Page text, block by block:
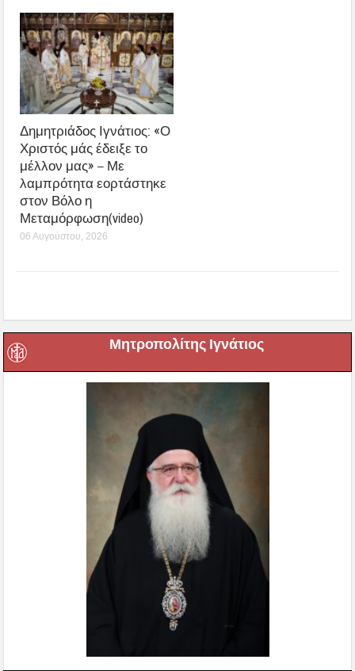
Δημητριάδος Ιγνάτιος: «Ο
Χριστός μάς έδειξε το
μέλλον μας» – Με
λαμπρότητα εορτάστηκε
στον Βόλο η
Μεταμόρφωση(video)
06 Αυγούστου, 2026
Μητροπολίτης Ιγνάτιος